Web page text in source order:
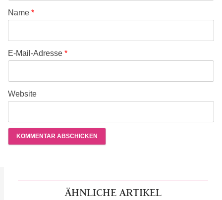
Name *
E-Mail-Adresse *
Website
ÄHNLICHE ARTIKEL